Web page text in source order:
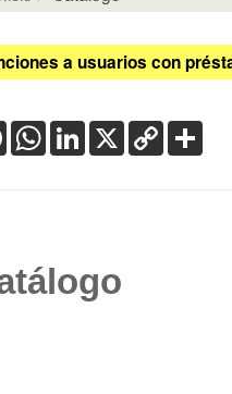
a usuarios con
FacebookWhatsApp
LinkedIn
X Copy
Link